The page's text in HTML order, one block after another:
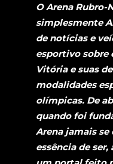
O Arena Rubro-
simplesmente
de notícias e
esportivo sobre
Vitória e suas
modalidades
olímpicas. De
quando foi
Arena jamais se
essência de